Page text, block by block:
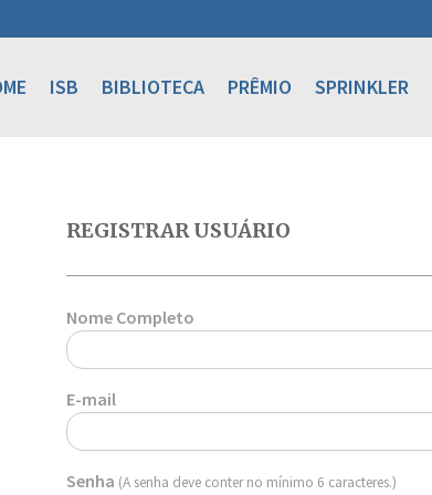
ISB BIBLIOTECA PRÊMIO SPRINKLER
REGISTRAR USUÁRIO
Nome Completo
E-mail
Senha (A senha deve conter no mínimo 6 caracteres.)